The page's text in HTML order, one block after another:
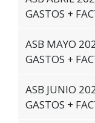
GASTOS +
ASB MAYO
GASTOS +
ASB JUNIO
GASTOS +